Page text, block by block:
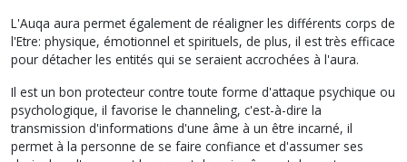
L'Auqa aura permet également de réaligner les différents corps de
l'Etre: physique, émotionnel et spirituels, de plus, il est très efficace
pour détacher les entités qui se seraient accrochées à l'aura.
Il est un bon protecteur contre toute forme d'attaque psychique ou
psychologique, il favorise le channeling, c'est-à-dire la
transmission d'informations d'une âme à un être incarné, il
permet à la personne de se faire confiance et d'assumer ses